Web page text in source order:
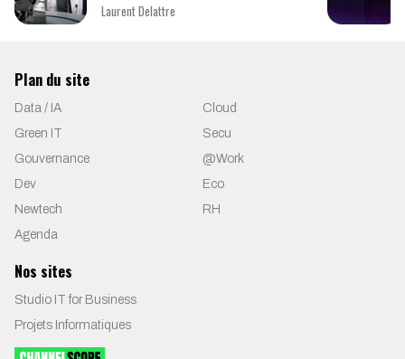
Laurent Delattre
Plan du site
Data / IA
Cloud
Green IT
Secu
Gouvernance
@Work
Dev
Eco
Newtech
RH
Agenda
Nos sites
Studio IT for Business
Projets Informatiques